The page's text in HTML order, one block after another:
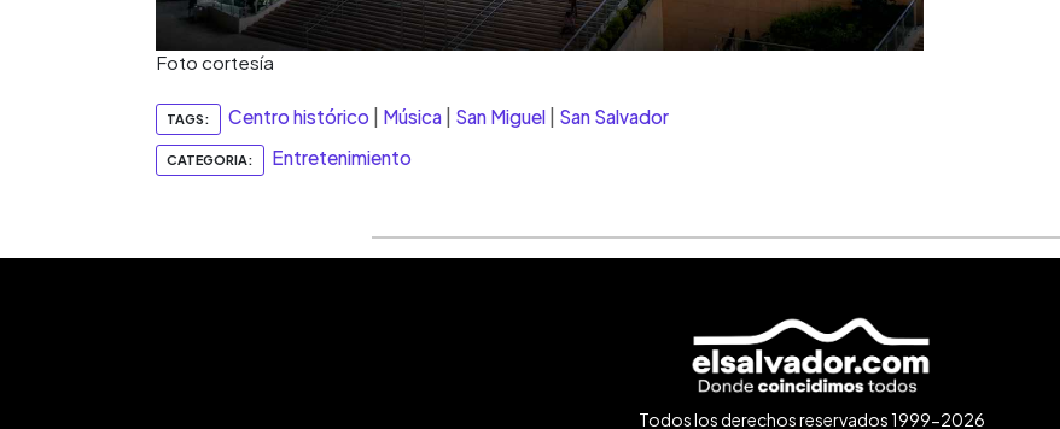
Foto cortesía
TAGS: Centro histórico Música San Miguel San Salvador
CATEGORIA: Entretenimiento
Todos los derechos reservados 1999-2026